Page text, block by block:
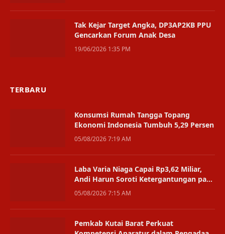
Tak Kejar Target Angka, DP3AP2KB PPU
Gencarkan Forum Anak Desa
19/06/2026 1:35 PM
TERBARU
Konsumsi Rumah Tangga Topang
Ekonomi Indonesia Tumbuh 5,29 Persen
05/08/2026 7:19 AM
Laba Varia Niaga Capai Rp3,62 Miliar,
Andi Harun Soroti Ketergantungan pada
Satu Bisnis
05/08/2026 7:15 AM
Pemkab Kutai Barat Perkuat